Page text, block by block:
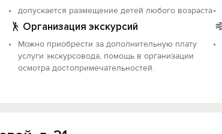
допускается размещение детей любого возраста
Организация экскурсий
Можно приобрести за дополнительную плату
услуги экскурсовода, помощь в организации
осмотра достопримечательностей.